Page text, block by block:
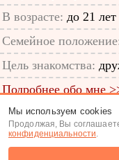
В возрасте: до 21 лет
Семейное
Цель знакомства:
Подробнее обо мне
ID анкеты: 58830647
Знакомства|Поиск
Мы используем cookies
Продолжая, Вы
конфиденциальности.